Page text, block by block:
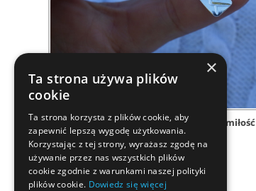
love miłość
×
Ta strona używa plików
cookie
Ta strona korzysta z plików cookie, aby
zapewnić lepszą wygodę użytkowania.
Korzystając z tej strony, wyrażasz zgodę na
używanie przez nas wszystkich plików
cookie zgodnie z warunkami naszej polityki
plików cookie. Dowiedz się więcej